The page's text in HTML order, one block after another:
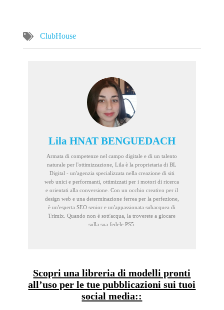
ClubHouse
Lila HNAT BENGUEDACH
Armata di competenze nel campo digitale e di un talento
naturale per l'ottimizzazione, Lila è la proprietaria di BL
Digital - un'agenzia specializzata nella creazione di siti
web unici e performanti, ottimizzati per i motori di ricerca
e orientati alla conversione. Con un occhio creativo per il
design web e una determinazione ferrea per la perfezione,
è un'esperta SEO senior e un'appassionata subacquea di
Trimix. Quando non è sott'acqua, la troverete a giocare
sulla sua fedele PS5.
Scopri una libreria di modelli pronti
all’uso per le tue pubblicazioni sui tuoi
social media::